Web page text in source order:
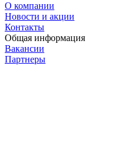
О компании
Новости и акции
Контакты
Общая информация
Вакансии
Партнеры